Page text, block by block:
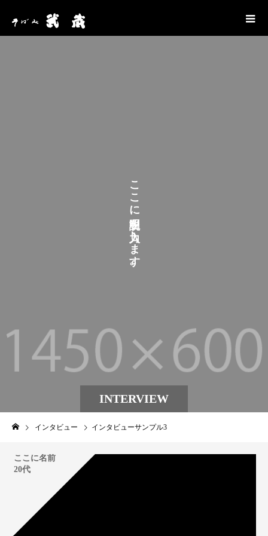
INTERVIEW
こ
こ
に
を
し
ま
す
。
インタビュー インタビューサンプル3
ここに名前
20代